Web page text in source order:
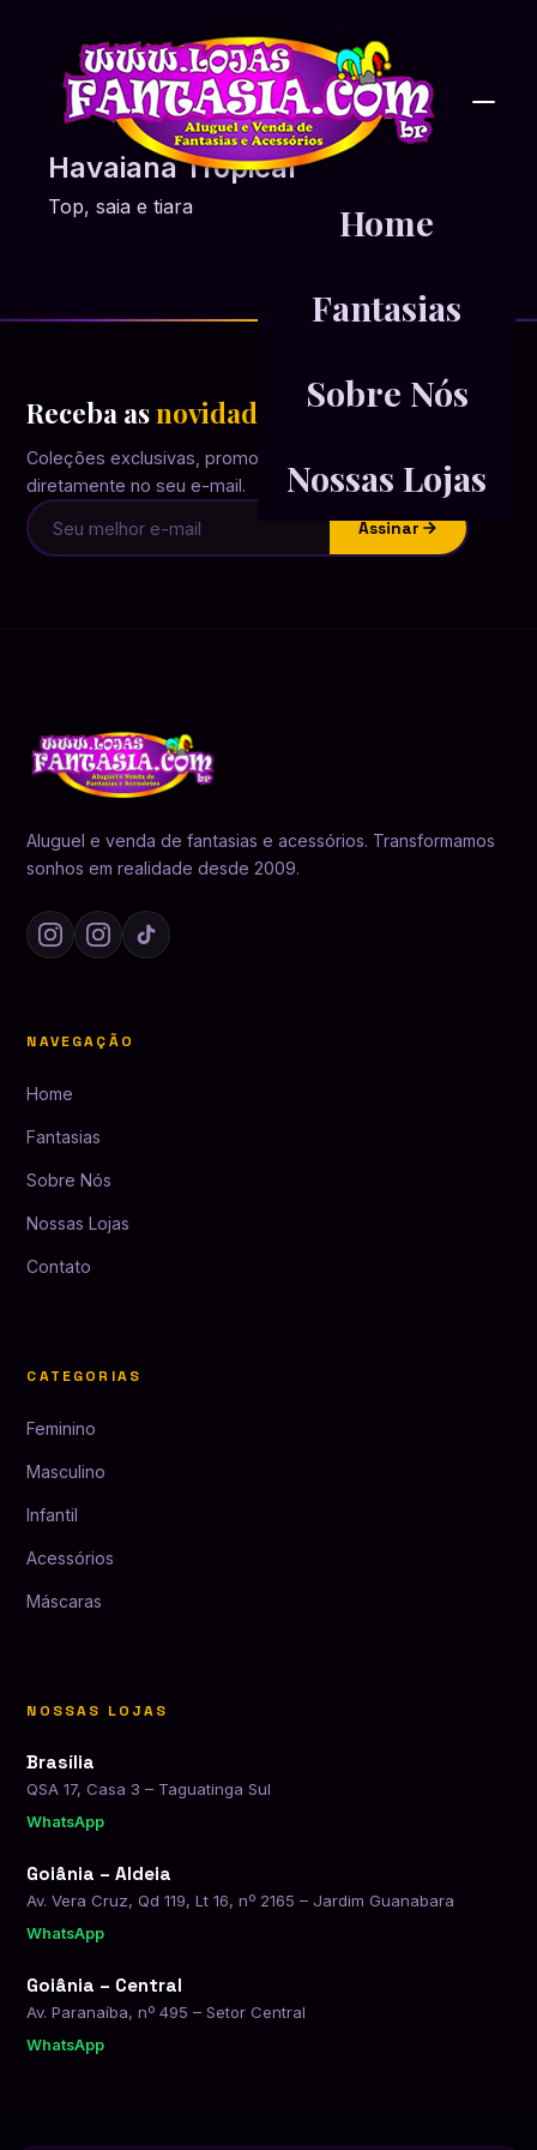
Home
Fantasias
Sobre Nós
Nossas Lojas
Havaiana Tropical
Top, saia e tiara
Receba asnovidades em primeira mão
Coleções exclusivas, promoções e inspirações
diretamente no seu e-mail.
Assinar
Aluguel e venda de fantasias e acessórios. Transformamos
sonhos em realidade desde 2009.
NAVEGAÇÃO
Home
Fantasias
Sobre Nós
Nossas Lojas
Contato
CATEGORIAS
Feminino
Masculino
Infantil
Acessórios
Máscaras
NOSSAS LOJAS
Brasília
QSA 17, Casa 3 – Taguatinga Sul
WhatsApp
Goiânia – Aldeia
Av. Vera Cruz, Qd 119, Lt 16, nº 2165 – Jardim Guanabara
WhatsApp
Goiânia – Central
Av. Paranaíba, nº 495 – Setor Central
WhatsApp